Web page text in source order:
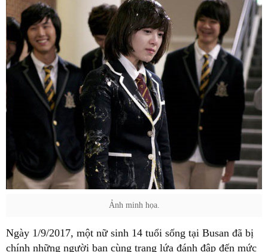
Ảnh minh họa.
Ngày 1/9/2017, một nữ sinh 14 tuổi sống tại Busan đã bị
chính những người bạn cùng trang lứa đánh đập đến mức